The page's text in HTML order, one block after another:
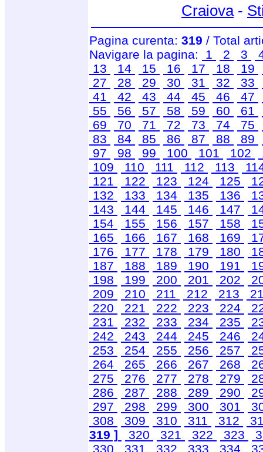
Craiova-
Pagina curenta: 319 / Total
Navigare la pagina:
1 2 3
13
14 15 16 17 18 19
27
28 29 30 31 32 33
41
42 43 44 45 46 47
55
56 57 58 59 60 61
69
70 71 72 73 74 75
83
84 85 86 87 88 89
97
98 99 100 101 102
109
110 111 112 113
121
122 123 124 125
132
133 134 135 136
143
144 145 146 147
154
155 156 157 158
165
166 167 168 169
176
177 178 179 180
187
188 189 190 191
198
199 200 201 202
209
210 211 212 213
220
221 222 223 224
231
232 233 234 235
242
243 244 245 246
253
254 255 256 257
264
265 266 267 268
275
276 277 278 279
286
287 288 289 290
297
298 299 300 301
308
309 310 311 312
319 ]
320 321 322 323
330
331 332 333 334